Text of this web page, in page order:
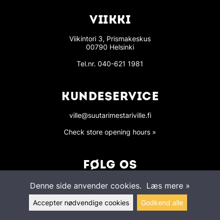
VIIKKI
Viikintori 3, Prismakeskus
00790 Helsinki
Tel.nr. 040-621 1981
KUNDESERVICE
ville@suutarimestariville.fi
Check store opening hours »
FØLG OS
Denne side anvender cookies. Læs mere »
Accepter nødvendige cookies Godkend alle